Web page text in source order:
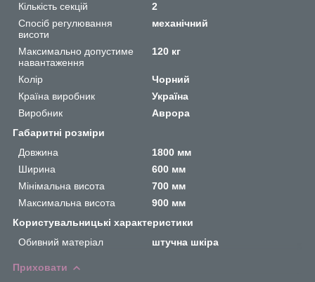
Кількість секцій
2
Спосіб регулювання
висоти
механічний
Максимально допустиме
навантаження
120 кг
Колір
Чорний
Країна виробник
Україна
Виробник
Аврора
Габаритні розміри
Довжина
1800 мм
Ширина
600 мм
Мінімальна висота
700 мм
Максимальна висота
900 мм
Користувальницькі характеристики
Обивний матеріал
штучна шкіра
Приховати